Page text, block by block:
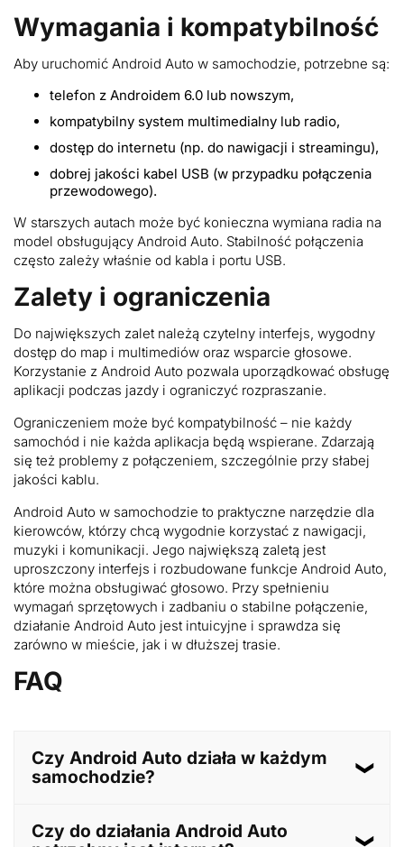
Wymagania i kompatybilność
Aby uruchomić Android Auto w samochodzie, potrzebne są:
telefon z Androidem 6.0 lub nowszym,
kompatybilny system multimedialny lub radio,
dostęp do internetu (np. do nawigacji i streamingu),
dobrej jakości kabel USB (w przypadku połączenia
przewodowego).
W starszych autach może być konieczna wymiana radia na
model obsługujący Android Auto. Stabilność połączenia
często zależy właśnie od kabla i portu USB.
Zalety i ograniczenia
Do największych zalet należą czytelny interfejs, wygodny
dostęp do map i multimediów oraz wsparcie głosowe.
Korzystanie z Android Auto pozwala uporządkować obsługę
aplikacji podczas jazdy i ograniczyć rozpraszanie.
Ograniczeniem może być kompatybilność – nie każdy
samochód i nie każda aplikacja będą wspierane. Zdarzają
się też problemy z połączeniem, szczególnie przy słabej
jakości kablu.
Android Auto w samochodzie to praktyczne narzędzie dla
kierowców, którzy chcą wygodnie korzystać z nawigacji,
muzyki i komunikacji. Jego największą zaletą jest
uproszczony interfejs i rozbudowane funkcje Android Auto,
które można obsługiwać głosowo. Przy spełnieniu
wymagań sprzętowych i zadbaniu o stabilne połączenie,
działanie Android Auto jest intuicyjne i sprawdza się
zarówno w mieście, jak i w dłuższej trasie.
FAQ
Czy Android Auto działa w każdym
samochodzie?
Nie. Aby korzystać z Android Auto, samochód musi
mieć kompatybilny system multimedialny lub radio
Czy do działania Android Auto